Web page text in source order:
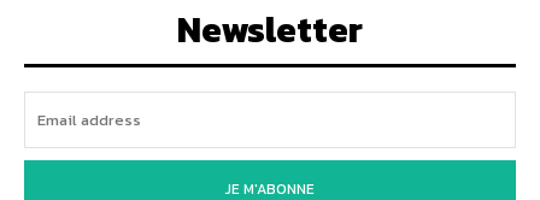
Newsletter
JE M'ABONNE